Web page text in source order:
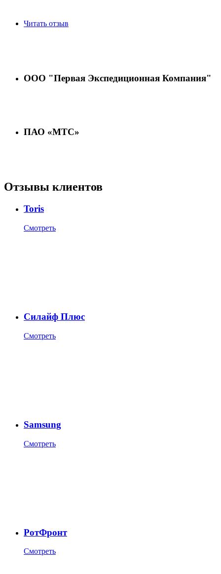
Читать отзыв
ООО "Первая Экспедиционная Компания"
ПАО «МТС»
Отзывы клиентов
Toris
Смотреть
Силайф Плюс
Смотреть
Samsung
Смотреть
РотФронт
Смотреть